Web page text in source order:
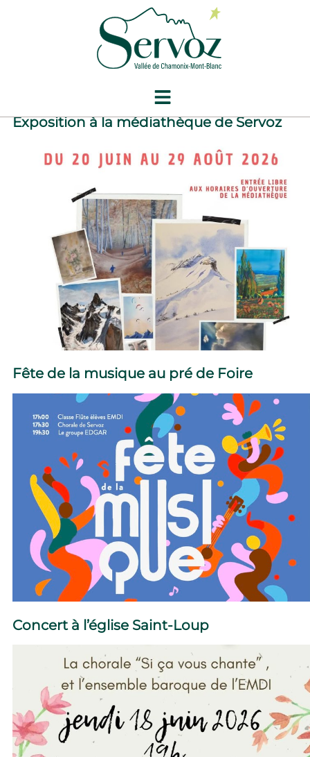
Catégorie :
Animation
Exposition à la médiathèque de Servoz
Fête de la musique au pré de Foire
Concert à l’église Saint-Loup